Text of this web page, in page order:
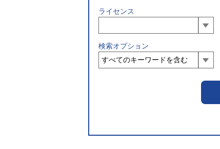
ライセンス
検索オプション